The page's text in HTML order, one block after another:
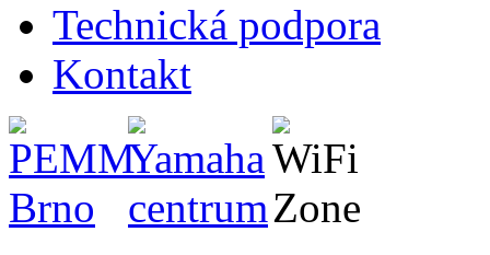
Technická podpora
Kontakt